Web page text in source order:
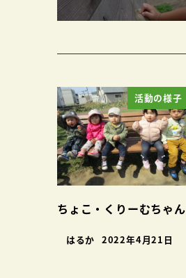
活動の様子
ちょこ・くりーむちゃん
はるか 2022年4月21日